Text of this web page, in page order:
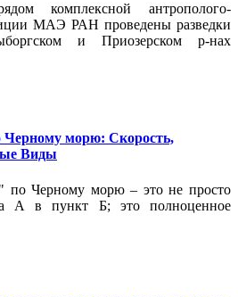
комплексной антрополого-
МАЭ РАН проведены разведки
и Приозерском р-нах
Черному морю: Скорость,
Виды
по Черному морю – это не просто
А в пункт Б; это полноценное